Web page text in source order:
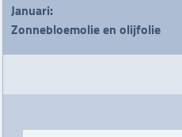
Januari:
Zonnebloemolie en olijfolie